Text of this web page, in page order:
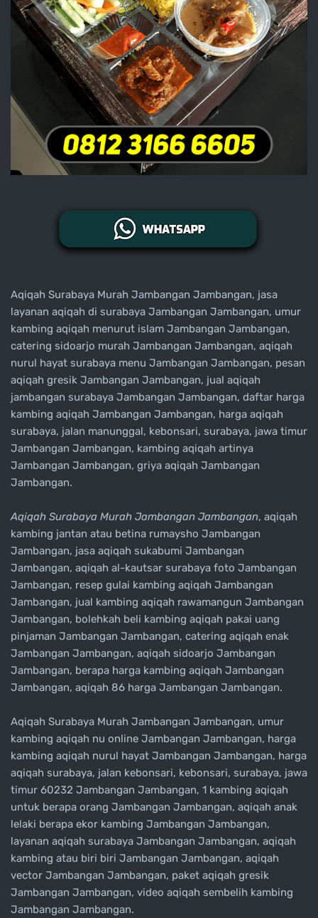
Aqiqah Surabaya Murah Jambangan Jambangan, jasa
layanan aqiqah di surabaya Jambangan Jambangan, umur
kambing aqiqah menurut islam Jambangan Jambangan,
catering sidoarjo murah Jambangan Jambangan, aqiqah
nurul hayat surabaya menu Jambangan Jambangan, pesan
aqiqah gresik Jambangan Jambangan, jual aqiqah
jambangan surabaya Jambangan Jambangan, daftar harga
kambing aqiqah Jambangan Jambangan, harga aqiqah
surabaya, jalan manunggal, kebonsari, surabaya, jawa timur
Jambangan Jambangan, kambing aqiqah artinya
Jambangan Jambangan, griya aqiqah Jambangan
Jambangan.
Aqiqah Surabaya Murah Jambangan Jambangan, aqiqah
kambing jantan atau betina rumaysho Jambangan
Jambangan, jasa aqiqah sukabumi Jambangan
Jambangan, aqiqah al-kautsar surabaya foto Jambangan
Jambangan, resep gulai kambing aqiqah Jambangan
Jambangan, jual kambing aqiqah rawamangun Jambangan
Jambangan, bolehkah beli kambing aqiqah pakai uang
pinjaman Jambangan Jambangan, catering aqiqah enak
Jambangan Jambangan, aqiqah sidoarjo Jambangan
Jambangan, berapa harga kambing aqiqah Jambangan
Jambangan, aqiqah 86 harga Jambangan Jambangan.
Aqiqah Surabaya Murah Jambangan Jambangan, umur
kambing aqiqah nu online Jambangan Jambangan, harga
kambing aqiqah nurul hayat Jambangan Jambangan, harga
aqiqah surabaya, jalan kebonsari, kebonsari, surabaya, jawa
timur 60232 Jambangan Jambangan, 1 kambing aqiqah
untuk berapa orang Jambangan Jambangan, aqiqah anak
lelaki berapa ekor kambing Jambangan Jambangan,
layanan aqiqah surabaya Jambangan Jambangan, aqiqah
kambing atau biri biri Jambangan Jambangan, aqiqah
vector Jambangan Jambangan, paket aqiqah gresik
Jambangan Jambangan, video aqiqah sembelih kambing
Jambangan Jambangan.